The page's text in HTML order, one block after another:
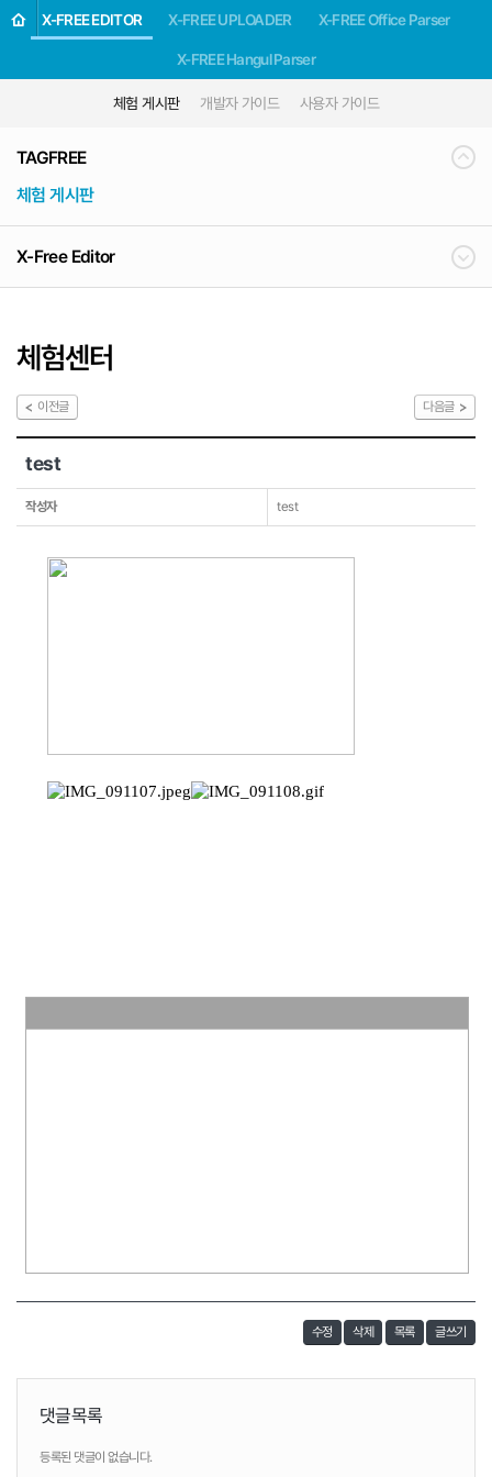
X-FREE EDITOR X-FREE UPLOADER X-FREE Office Parser
X-FREE Hangul Parser
체험 게시판 개발자 가이드 사용자 가이드
TAGFREE
체험 게시판
X-Free Editor
체험센터
이전글 다음글
test
작성자 test
수정 삭제 목록 글쓰기
댓글목록
등록된 댓글이 없습니다.